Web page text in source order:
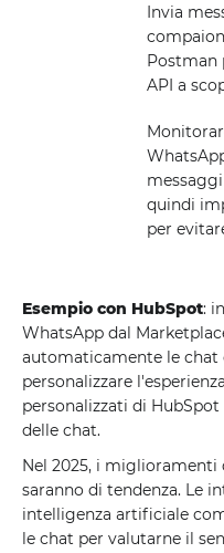
Invia
Postman
API a
quindi
per
Esempio con HubSpot:
WhatsApp dal
automaticamente le chat
personalizzare
personalizzati di
delle chat.
Nel 2025, i
saranno di tendenza. Le
intelligenza artificiale
le chat per valutarne il